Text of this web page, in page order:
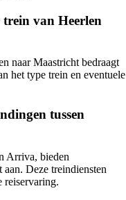
van Heerlen
naar Maastricht bedraagt
het type trein en eventuele
tussen
Arriva, bieden
Deze treindiensten
reiservaring.